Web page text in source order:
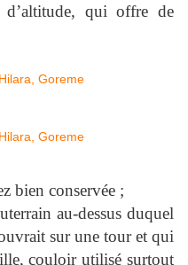
d’altitude, qui offre de
conservée ;
au-dessus duquel
sur une tour et qui
couloir utilisé surtout